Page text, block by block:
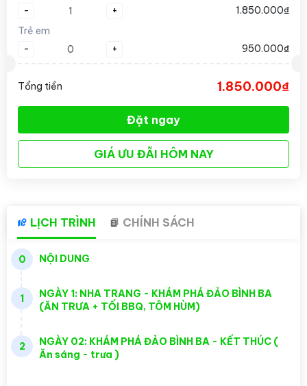
-
+
1.850.000₫
Trẻ em
-
+ 950.000₫
Tổng tiền 1.850.000₫
Đặt ngay
GIÁ ƯU ĐÃI HÔM NAY
LỊCH TRÌNH CHÍNH SÁCH
0 NỘI DUNG
1
NGÀY 1: NHA TRANG - KHÁM PHÁ ĐẢO BÌNH BA
(ĂN TRƯA + TỐI BBQ, TÔM HÙM)
2
NGÀY 02: KHÁM PHÁ ĐẢO BÌNH BA - KẾT THÚC (
Ăn sáng - trưa )